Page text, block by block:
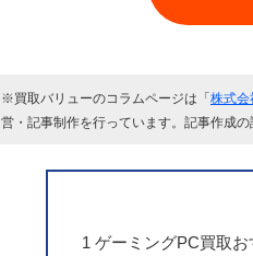
※買取バリューのコラムページは「 株式会
営・記事制作を行っています。記事作成の
1 ゲーミングPC買取